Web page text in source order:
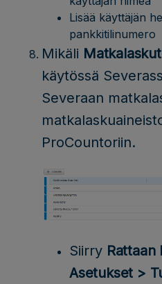
Lisää käyttäjän
pankkitilinumero
Mikäli
käytössä
Severaan
ProCountoriin.
Siirry Rattaan
Asetukset >